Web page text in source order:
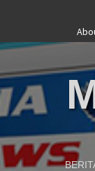
content